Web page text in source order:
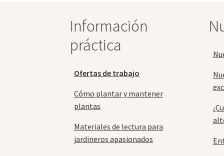
Información
práctica
Ofertas de trabajo
Cómo plantar y mantener
plantas
Materiales de lectura para
jardineros apasionados